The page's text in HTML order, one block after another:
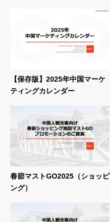
【保存版】2025年中国マーケ
ティングカレンダー
春節マストGO2025（ショッピ
ング）